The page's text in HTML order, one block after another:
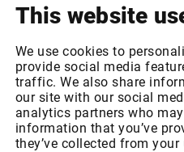
This website
We use cookies to
provide social media
traffic. We also share
our site with our social
analytics partners who
information that you’ve
they’ve collected from